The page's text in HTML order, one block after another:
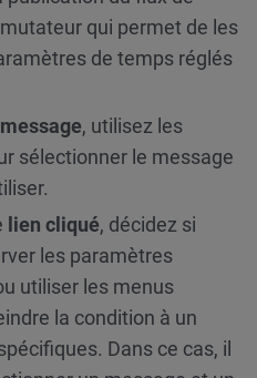
qui permet de les
de temps réglés
, utilisez les
sélectionner le message
lien cliqué, décidez si
les paramètres
utiliser les menus
la condition à un
Dans ce cas, il